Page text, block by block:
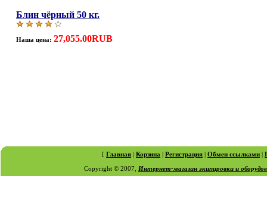
Блин чёрный 50 кг.
Наша цена: 27,055.00RUB
[ Главная | Корзина | Регистрация | Обмен ссылками |
Copyright © 2007, Интернет-магазин экипировки и